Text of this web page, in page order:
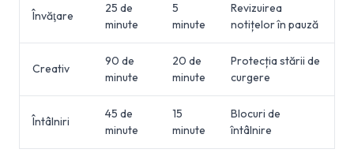
Învăţare
25 de
minute
5
minute
Revizuirea
notițelor în pauză
Creativ
90 de
minute
20 de
minute
Protecția stării de
curgere
Întâlniri
45 de
minute
15
minute
Blocuri de
întâlnire